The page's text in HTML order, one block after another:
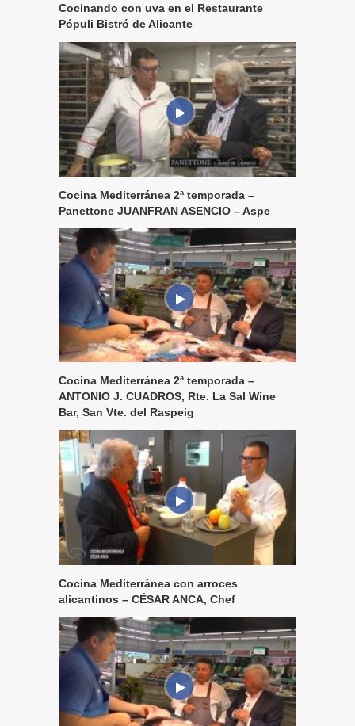
Cocinando con uva en el Restaurante
Pópuli Bistró de Alicante
Cocina Mediterránea 2ª temporada –
Panettone JUANFRAN ASENCIO – Aspe
Cocina Mediterránea 2ª temporada –
ANTONIO J. CUADROS, Rte. La Sal Wine
Bar, San Vte. del Raspeig
Cocina Mediterránea con arroces
alicantinos – CÉSAR ANCA, Chef